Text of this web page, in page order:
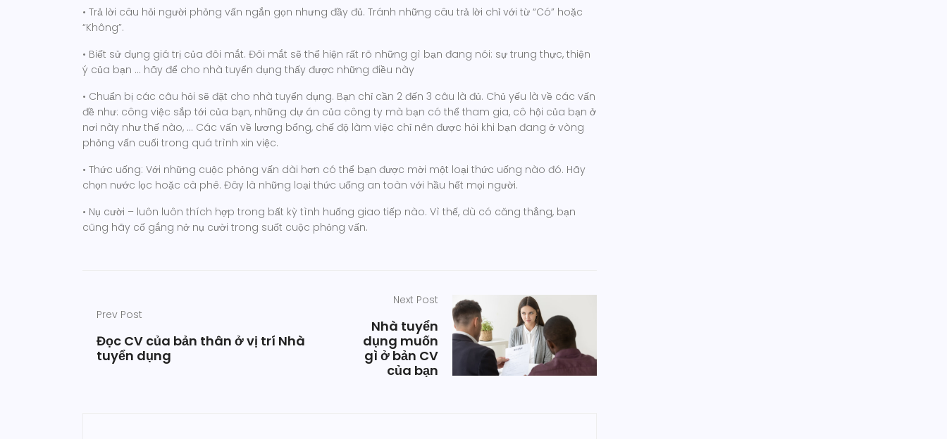
• Trả lời câu hỏi người phỏng vấn ngắn gọn nhưng đầy đủ. Tránh những câu trả lời chỉ với từ “Có” hoặc
“Không”.
• Biết sử dụng giá trị của đôi mắt. Đôi mắt sẽ thể hiện rất rõ những gì bạn đang nói: sự trung thực, thiện
ý của bạn … hãy để cho nhà tuyển dụng thấy được những điều này
• Chuẩn bị các câu hỏi sẽ đặt cho nhà tuyển dụng. Bạn chỉ cần 2 đến 3 câu là đủ. Chủ yếu là về các vấn
đề như: công việc sắp tới của bạn, những dự án của công ty mà bạn có thể tham gia, cô hội của bạn ở
nơi này như thế nào, … Các vấn về lương bổng, chế độ làm việc chỉ nên được hỏi khi bạn đang ở vòng
phỏng vấn cuối trong quá trình xin việc.
• Thức uống: Với những cuộc phỏng vấn dài hơn có thể bạn được mời một loại thức uống nào đó. Hãy
chọn nước lọc hoặc cà phê. Đây là những loại thức uống an toàn với hầu hết mọi người.
• Nụ cười – luôn luôn thích hợp trong bất kỳ tình huống giao tiếp nào. Vì thế, dù có căng thẳng, bạn
cũng hãy cố gắng nở nụ cười trong suốt cuộc phỏng vấn.
Prev Post
Đọc CV của bản thân ở vị trí Nhà
tuyển dụng
Next Post
Nhà tuyển
dụng muốn
gì ở bản CV
của bạn